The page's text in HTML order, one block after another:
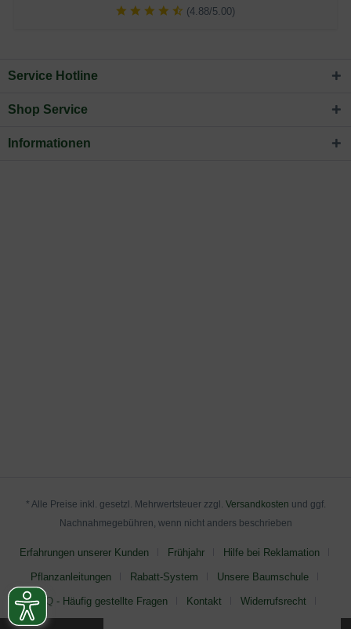
(4.88/5.00)
Service Hotline
Shop Service
Informationen
* Alle Preise inkl. gesetzl. Mehrwertsteuer zzgl. Versandkosten und ggf.
Nachnahmegebühren, wenn nicht anders beschrieben
Erfahrungen unserer Kunden Frühjahr Hilfe bei Reklamation
Pflanzanleitungen Rabatt-System Unsere Baumschule
FAQ - Häufig gestellte Fragen Kontakt Widerrufsrecht